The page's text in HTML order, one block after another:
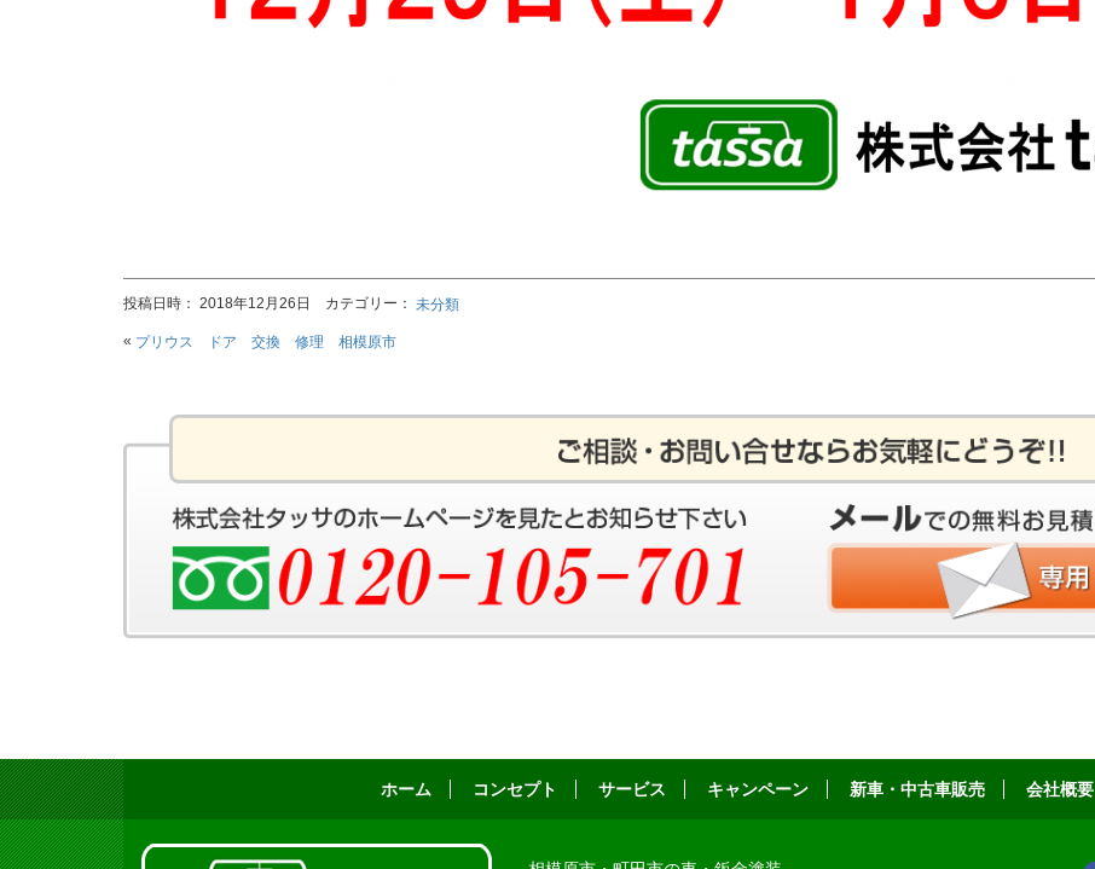
投稿日時： 2018年12月26日 カテゴリー： 未分類
« プリウス ドア 交換 修理 相模原市
ホーム コンセプト サービス キャンペーン 新車・中古車販売 会社概要